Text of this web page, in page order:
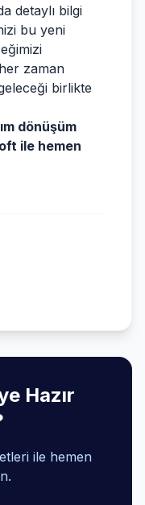
detaylı bilgi
bu yeni
zaman
birlikte
dönüşüm
ile hemen
Hazır
ile hemen